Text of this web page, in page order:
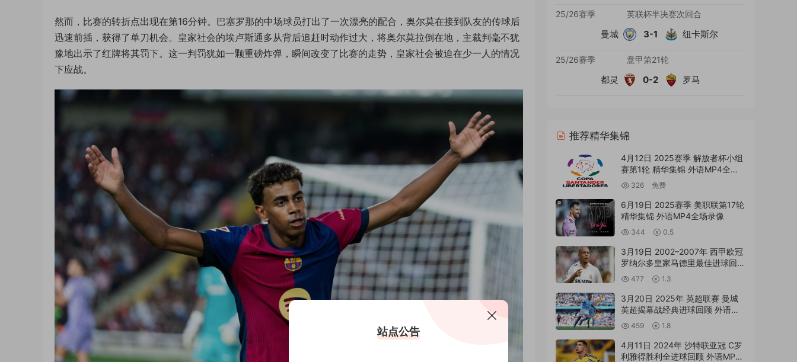
然而，比赛的转折点出现在第16分钟。巴塞罗那的中场球员打出了一次漂亮的配合，奥尔莫在接到队友的传球后
迅速前插，获得了单刀机会。皇家社会的埃卢斯通多从背后追赶时动作过大，将奥尔莫拉倒在地，主裁判毫不犹
豫地出示了红牌将其罚下。这一判罚犹如一颗重磅炸弹，瞬间改变了比赛的走势，皇家社会被迫在少一人的情况
下应战。
25/26赛季 英联杯半决赛次回合
曼城 3-1 纽卡斯尔
25/26赛季 意甲第21轮
都灵 0-2 罗马
推荐精华集锦
4月12日 2025赛季 解放者杯小组
赛第1轮 精华集锦 外语MP4全场
录像326 免费
6月19日 2025赛季 美职联第17轮
精华集锦 外语MP4全场录像
344 0.5
3月19日 2002–2007年 西甲欧冠
罗纳尔多皇家马德里最佳进球回顾
外语MP4高清精华集锦
477 1.3
3月20日 2025年 英超联赛 曼城
英超揭幕战经典进球回顾 外语
MP4高清精华集锦
459 1.8
4月11日 2024年 沙特联亚冠 C罗
利雅得胜利全进球回顾 外语MP4
站点公告